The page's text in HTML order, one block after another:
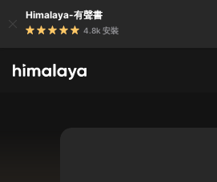
Himalaya-有聲書
4.8k 安裝